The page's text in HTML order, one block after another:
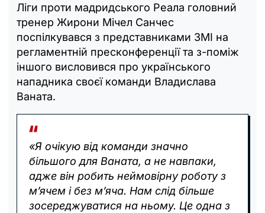
Ліги проти мадридського Реала головний
тренер Жирони Мічел Санчес
поспілкувався з представниками ЗМІ на
регламентній пресконференції та з-поміж
іншого висловився про українського
нападника своєї команди Владислава
Ваната.
«Я очікую від команди значно
більшого для Ваната, а не навпаки,
адже він робить неймовірну роботу з
м’ячем і без м’яча. Нам слід більше
зосереджуватися на ньому. Це одна з